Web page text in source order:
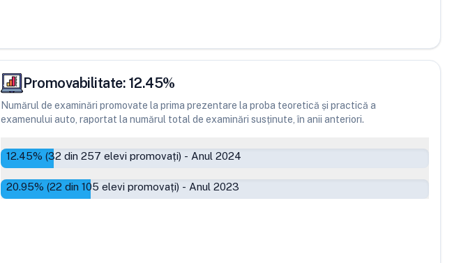
Promovabilitate: 12.45%
Numărul de examinări promovate la prima prezentare la proba teoretică și practică a
examenului auto, raportat la numărul total de examinări susținute, în anii anteriori.
12.45% (32 din 257 elevi promovați) - Anul 2024
20.95% (22 din 105 elevi promovați) - Anul 2023